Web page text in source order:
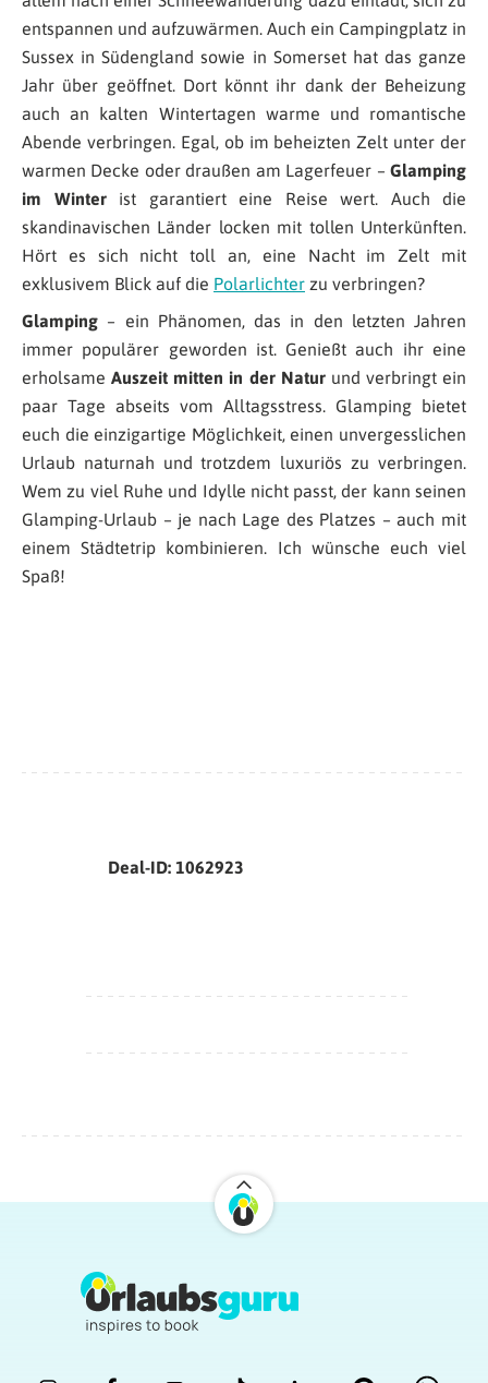
entspannen und aufzuwärmen. Auch ein Campingplatz in
Sussex in Südengland sowie in Somerset hat das ganze
Jahr über geöffnet. Dort könnt ihr dank der Beheizung
auch an kalten Wintertagen warme und romantische
Abende verbringen. Egal, ob im beheizten Zelt unter der
warmen Decke oder draußen am Lagerfeuer – Glamping
im Winterist garantiert eine Reise wert. Auch die
skandinavischen Länder locken mit tollen Unterkünften.
Hört es sich nicht toll an, eine Nacht im Zelt mit
exklusivem Blick auf die Polarlichter zu verbringen?
Glamping – ein Phänomen, das in den letzten Jahren
immer populärer geworden ist. Genießt auch ihr eine
erholsame Auszeit mitten in der Naturund verbringt ein
paar Tage abseits vom Alltagsstress. Glamping bietet
euch die einzigartige Möglichkeit, einen unvergesslichen
Urlaub naturnah und trotzdem luxuriös zu verbringen.
Wem zu viel Ruhe und Idylle nicht passt, der kann seinen
Glamping-Urlaub – je nach Lage des Platzes – auch mit
einem Städtetrip kombinieren. Ich wünsche euch viel
Spaß!
Deal-ID: 1062923